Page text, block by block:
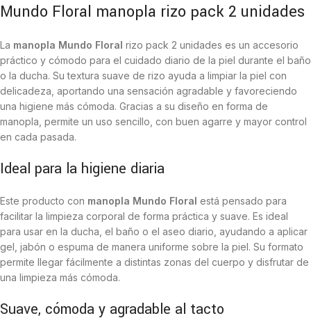
Mundo Floral manopla rizo pack 2 unidades
La manopla Mundo Floral rizo pack 2 unidades es un accesorio
práctico y cómodo para el cuidado diario de la piel durante el baño
o la ducha. Su textura suave de rizo ayuda a limpiar la piel con
delicadeza, aportando una sensación agradable y favoreciendo
una higiene más cómoda. Gracias a su diseño en forma de
manopla, permite un uso sencillo, con buen agarre y mayor control
en cada pasada.
Ideal para la higiene diaria
Este producto con manopla Mundo Floral está pensado para
facilitar la limpieza corporal de forma práctica y suave. Es ideal
para usar en la ducha, el baño o el aseo diario, ayudando a aplicar
gel, jabón o espuma de manera uniforme sobre la piel. Su formato
permite llegar fácilmente a distintas zonas del cuerpo y disfrutar de
una limpieza más cómoda.
Suave, cómoda y agradable al tacto